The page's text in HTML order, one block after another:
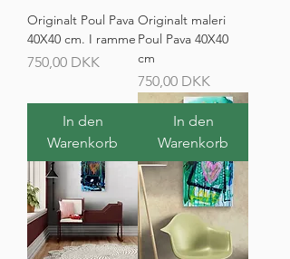
Originalt Poul Pava
40X40 cm. I ramme
Preis
750,00 DKK
Originalt maleri
Poul Pava 40X40
cm
Preis
750,00 DKK
In den
Warenkorb
In den
Warenkorb